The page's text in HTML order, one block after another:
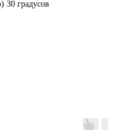
30 градусов